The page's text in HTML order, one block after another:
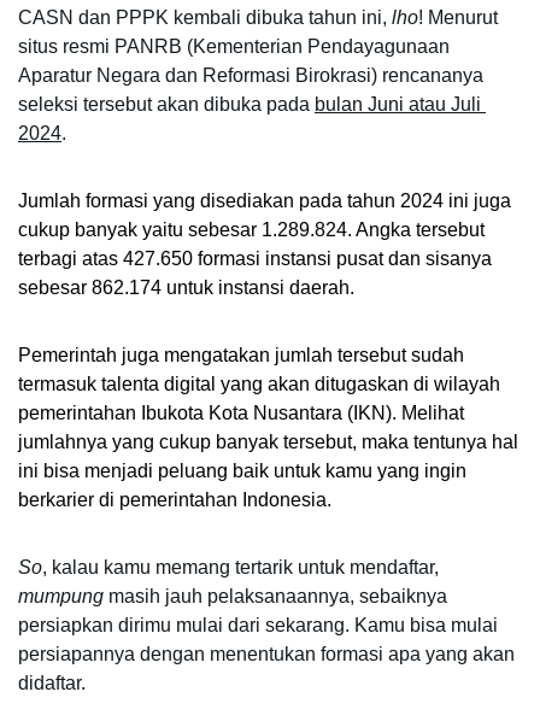
CASN dan PPPK kembali dibuka tahun ini, lho! Menurut
situs resmi PANRB (Kementerian Pendayagunaan
Aparatur Negara dan Reformasi Birokrasi) rencananya
seleksi tersebut akan dibuka pada bulan Juni atau Juli
2024.
Jumlah formasi yang disediakan pada tahun 2024 ini juga
cukup banyak yaitu sebesar 1.289.824. Angka tersebut
terbagi atas 427.650 formasi instansi pusat dan sisanya
sebesar 862.174 untuk instansi daerah.
Pemerintah juga mengatakan jumlah tersebut sudah
termasuk talenta digital yang akan ditugaskan di wilayah
pemerintahan Ibukota Kota Nusantara (IKN). Melihat
jumlahnya yang cukup banyak tersebut, maka tentunya hal
ini bisa menjadi peluang baik untuk kamu yang ingin
berkarier di pemerintahan Indonesia.
So
mumpung masih jauh pelaksanaannya, sebaiknya
persiapkan dirimu mulai dari sekarang. Kamu bisa mulai
persiapannya dengan menentukan formasi apa yang akan
didaftar.